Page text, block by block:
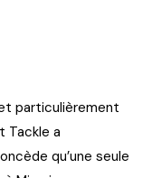
particulièrement
Tackle a
qu’une seule